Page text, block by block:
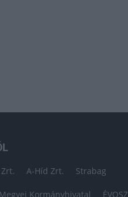
A-Híd Zrt. Strabag
Kormányhivatal ÉVOSZ